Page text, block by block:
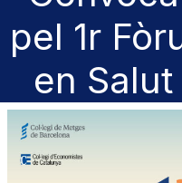
pel 1r
en Salut